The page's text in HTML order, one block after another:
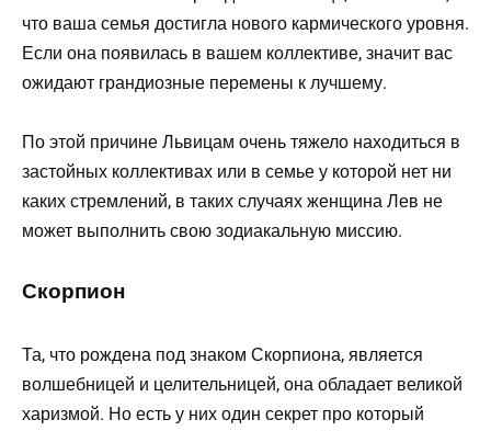
что ваша семья достигла нового кармического уровня.
Если она появилась в вашем коллективе, значит вас
ожидают грандиозные перемены к лучшему.
По этой причине Львицам очень тяжело находиться в
застойных коллективах или в семье у которой нет ни
каких стремлений, в таких случаях женщина Лев не
может выполнить свою зодиакальную миссию.
Скорпион
Та, что рождена под знаком Скорпиона, является
волшебницей и целительницей, она обладает великой
харизмой. Но есть у них один секрет про который